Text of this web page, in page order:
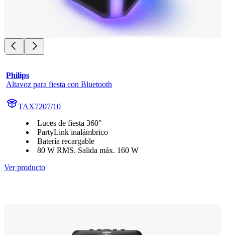
Philips
Altavoz para fiesta con Bluetooth
TAX7207/10
Luces de fiesta 360°
PartyLink inalámbrico
Batería recargable
80 W RMS. Salida máx. 160 W
Ver producto